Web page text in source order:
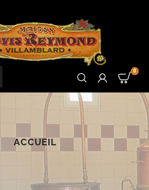
0
ACCUEIL